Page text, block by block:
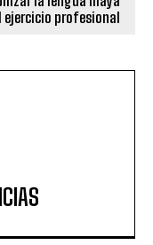
ejercicio profesional